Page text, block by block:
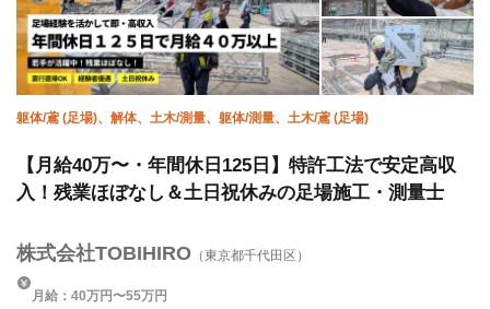
躯体/鳶 (足場)、解体、土木/測量、躯体/測量、土木/鳶 (足場)
【月給40万〜・年間休日125日】特許工法で安定高収
入！残業ほぼなし＆土日祝休みの足場施工・測量士
株式会社TOBIHIRO （東京都千代田区）
月給：40万円〜55万円